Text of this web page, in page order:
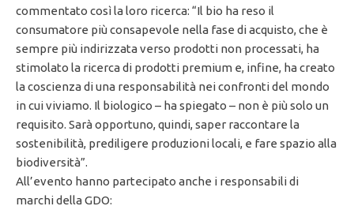
commentato così la loro ricerca: “Il bio ha reso il
consumatore più consapevole nella fase di acquisto, che è
sempre più indirizzata verso prodotti non processati, ha
stimolato la ricerca di prodotti premium e, infine, ha creato
la coscienza di una responsabilità nei confronti del mondo
in cui viviamo. Il biologico – ha spiegato – non è più solo un
requisito. Sarà opportuno, quindi, saper raccontare la
sostenibilità, prediligere produzioni locali, e fare spazio alla
biodiversità”.
All’evento hanno partecipato anche i responsabili di
marchi della GDO: